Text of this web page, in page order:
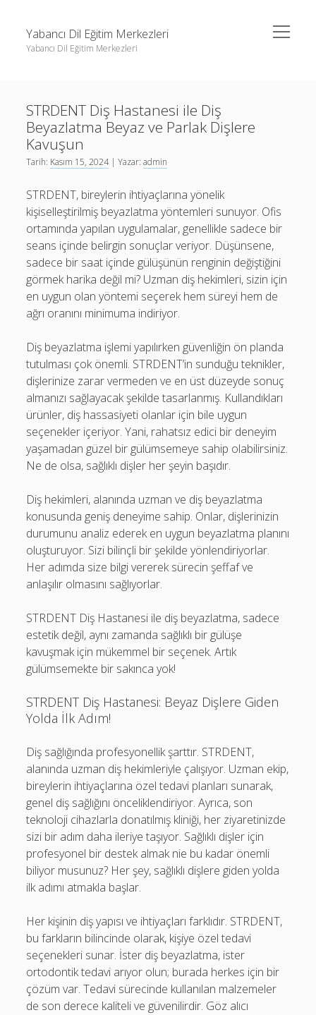
Yabancı Dil Eğitim Merkezleri
Yabancı Dil Eğitim Merkezleri
menüyü
aç
Liste
Sayfa Listesi
Shorts Abone Arttırma Ücretsiz
Instagram Gizli Profil Görme
Liste
Sayfa Listesi
Shorts Abone Arttırma Ücretsiz
Threads Beğeni Çoğaltma Bedava
STRDENT Diş Hastanesi ile Diş
Beyazlatma Beyaz ve Parlak Dişlere
Kavuşun
Tarih: Kasım 15, 2024| Yazar:admin
STRDENT, bireylerin ihtiyaçlarına yönelik
kişiselleştirilmiş beyazlatma yöntemleri sunuyor. Ofis
ortamında yapılan uygulamalar, genellikle sadece bir
seans içinde belirgin sonuçlar veriyor. Düşünsene,
sadece bir saat içinde gülüşünün renginin değiştiğini
görmek harika değil mi? Uzman diş hekimleri, sizin için
en uygun olan yöntemi seçerek hem süreyi hem de
ağrı oranını minimuma indiriyor.
Diş beyazlatma işlemi yapılırken güvenliğin ön planda
tutulması çok önemli. STRDENT’in sunduğu teknikler,
dişlerinize zarar vermeden ve en üst düzeyde sonuç
almanızı sağlayacak şekilde tasarlanmış. Kullandıkları
ürünler, diş hassasiyeti olanlar için bile uygun
seçenekler içeriyor. Yani, rahatsız edici bir deneyim
yaşamadan güzel bir gülümsemeye sahip olabilirsiniz.
Ne de olsa, sağlıklı dişler her şeyin başıdır.
Diş hekimleri, alanında uzman ve diş beyazlatma
konusunda geniş deneyime sahip. Onlar, dişlerinizin
durumunu analiz ederek en uygun beyazlatma planını
oluşturuyor. Sizi bilinçli bir şekilde yönlendiriyorlar.
Her adımda size bilgi vererek sürecin şeffaf ve
anlaşılır olmasını sağlıyorlar.
STRDENT Diş Hastanesi ile diş beyazlatma, sadece
estetik değil, aynı zamanda sağlıklı bir gülüşe
kavuşmak için mükemmel bir seçenek. Artık
gülümsemekte bir sakınca yok!
STRDENT Diş Hastanesi: Beyaz Dişlere Giden
Yolda İlk Adım!
Diş sağlığında profesyonellik şarttır. STRDENT,
alanında uzman diş hekimleriyle çalışıyor. Uzman ekip,
bireylerin ihtiyaçlarına özel tedavi planları sunarak,
genel diş sağlığını önceliklendiriyor. Ayrıca, son
teknoloji cihazlarla donatılmış kliniği, her ziyaretinizde
sizi bir adım daha ileriye taşıyor. Sağlıklı dişler için
profesyonel bir destek almak nie bu kadar önemli
biliyor musunuz? Her şey, sağlıklı dişlere giden yolda
ilk adımı atmakla başlar.
Her kişinin diş yapısı ve ihtiyaçları farklıdır. STRDENT,
bu farkların bilincinde olarak, kişiye özel tedavi
seçenekleri sunar. İster diş beyazlatma, ister
ortodontik tedavi arıyor olun; burada herkes için bir
çözüm var. Tedavi sürecinde kullanılan malzemeler
de son derece kaliteli ve güvenilirdir. Göz alıcı